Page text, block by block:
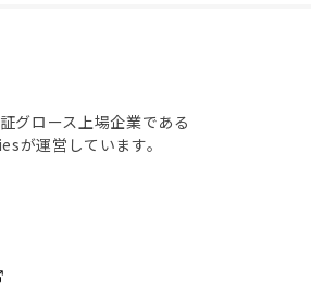
グロース上場企業である
が運営しています。